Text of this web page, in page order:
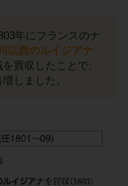
年にフランスのナ
以西のルイジアナ
買収したことで、
しました。